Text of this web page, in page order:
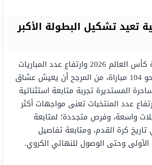
تعيد تشكيل البطولة الأكبر
في ظل اتساع بطولة كأس العالم 2026 وارتفاع عدد المباريات
بشكل غير مسبوق بنحو 104 مباراة، من المرجح أن يعيش عشاق
المستديرة تجربة متابعة استثنائية
عدد المنتخبات تعنى مواجهات أكثر
واسعة، وفرص متجددة؛ لمتابعة
كرة القدم، ومتابعة تفاصيل
الأولى وحتى الوصول للنهائي الكروي.